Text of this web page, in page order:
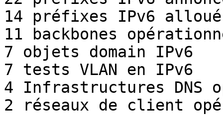
14 préfixes IPv6
11 backbones
7 objets domain IPv6
7 tests VLAN en IPv6
4 Infrastructures DNS
2 réseaux de client